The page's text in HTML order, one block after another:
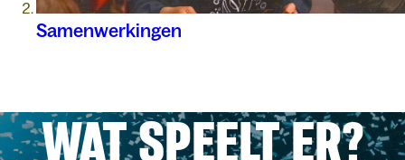
Samenwerkingen
WAT SPEELT ER?